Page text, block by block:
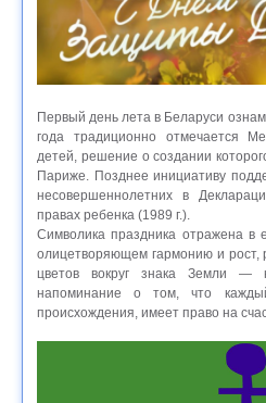
Первый день лета в Беларуси
года традиционно отмечается
детей, решение о создании
Париже. Позднее инициативу
несовершеннолетних в
правах ребенка (1989 г.).
Символика праздника отражена в
олицетворяющем гармонию и
цветов вокруг знака Земли —
напоминание о том, что
происхождения, имеет право на